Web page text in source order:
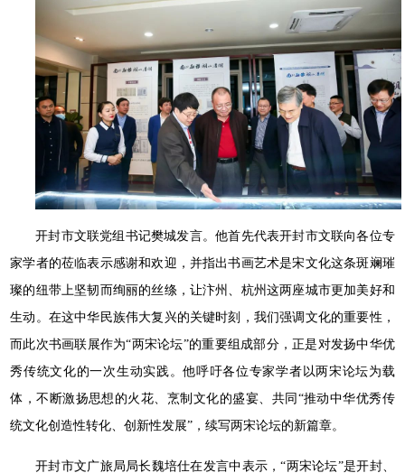
开封市文联党组书记樊城发言。他首先代表开封市文联向各位专
家学者的莅临表示感谢和欢迎，并指出书画艺术是宋文化这条斑斓璀
璨的纽带上坚韧而绚丽的丝绦，让汴州、杭州这两座城市更加美好和
生动。在这中华民族伟大复兴的关键时刻，我们强调文化的重要性，
而此次书画联展作为“两宋论坛”的重要组成部分，正是对发扬中华优
秀传统文化的一次生动实践。他呼吁各位专家学者以两宋论坛为载
体，不断激扬思想的火花、烹制文化的盛宴、共同“推动中华优秀传
统文化创造性转化、创新性发展”，续写两宋论坛的新篇章。
开封市文广旅局局长魏培仕在发言中表示，“两宋论坛”是开封、